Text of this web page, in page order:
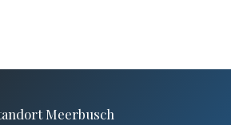
Meerbusch